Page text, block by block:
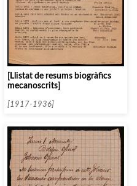
[Llistat de resums biogràfics
mecanoscrits]
[1917-1936]